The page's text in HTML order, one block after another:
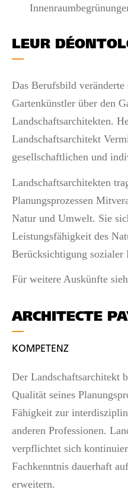
LEUR
Das Berufsbild
Gartenkünstler über den
Landschaftsarchitekten.
Landschaftsarchitekt
gesellschaftlichen und
Landschaftsarchitekten
Planungsprozessen
Natur und Umwelt. Sie
Leistungsfähigkeit des
Berücksichtigung sozialer
Für weitere Auskünfte
ARCHITECTE
KOMPETENZ
Der Landschaftsarchitekt
Qualität seines
Fähigkeit zur
anderen Professionen.
verpflichtet sich
Fachkenntnis dauerhaft
erweitern.